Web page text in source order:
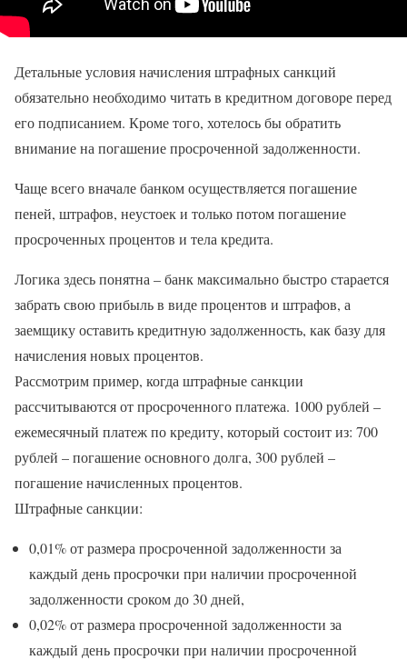
Детальные условия начисления штрафных санкций
обязательно необходимо читать в кредитном договоре перед
его подписанием. Кроме того, хотелось бы обратить
внимание на погашение просроченной задолженности.
Чаще всего вначале банком осуществляется погашение
пеней, штрафов, неустоек и только потом погашение
просроченных процентов и тела кредита.
Логика здесь понятна – банк максимально быстро старается
забрать свою прибыль в виде процентов и штрафов, а
заемщику оставить кредитную задолженность, как базу для
начисления новых процентов.
Рассмотрим пример, когда штрафные санкции
рассчитываются от просроченного платежа. 1000 рублей –
ежемесячный платеж по кредиту, который состоит из: 700
рублей – погашение основного долга, 300 рублей –
погашение начисленных процентов.
Штрафные санкции:
0,01% от размера просроченной задолженности за
каждый день просрочки при наличии просроченной
задолженности сроком до 30 дней,
0,02% от размера просроченной задолженности за
каждый день просрочки при наличии просроченной